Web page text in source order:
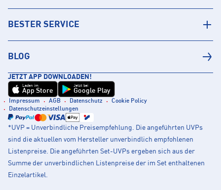
BESTER SERVICE
BLOG
JETZT APP DOWNLOADEN!
Laden im
App Store
Jetzt bei
Google Play
Impressum AGB Datenschutz
Cookie Policy
Datenschutzeinstellungen
*UVP = Unverbindliche Preisempfehlung. Die angeführten UVPs
sind die aktuellen vom Hersteller unverbindlich empfohlenen
Listenpreise. Die angeführten Set-UVPs ergeben sich aus der
Summe der unverbindlichen Listenpreise der im Set enthaltenen
Einzelartikel.